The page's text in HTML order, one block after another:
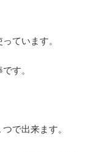
ています。
す。
で出来ます。